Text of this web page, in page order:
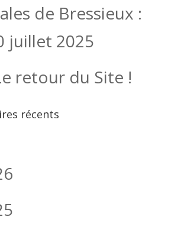
de Bressieux :
juillet 2025
retour du Site !
récents